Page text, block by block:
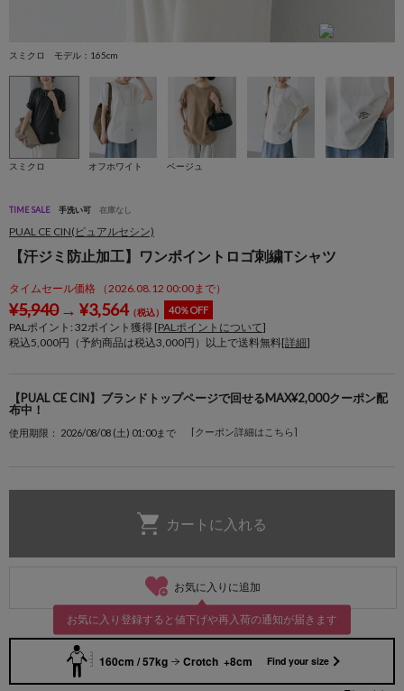
スミクロ モデル：165cm
スミクロ オフホワイト ベージュ
TIME SALE 手洗い可 在庫なし
PUAL CE CIN(ピュアルセシン)
【汗ジミ防止加工】ワンポイントロゴ刺繍Tシャツ
タイムセール価格 （2026.08.12 00:00まで）
¥5,940→ ¥3,564（税込） 40％OFF
PALポイント: 32ポイント獲得 [PALポイントについて]
税込5,000円（予約商品は税込3,000円）以上で送料無料[詳細]
【PUAL CE CIN】ブランドトップページで回せるMAX¥2,000クーポン配
布中！
使用期限： 2026/08/08 (土) 01:00まで [クーポン詳細はこちら]
お気に入りに追加
お気に入り登録すると値下げや再入荷の通知が届きます
160cm / 57kg Crotch +8cm Find your size